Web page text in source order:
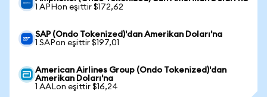
1 APHon eşittir $172,62
SAP (Ondo Tokenized)'dan Amerikan Doları'na
1 SAPon eşittir $197,01
American Airlines Group (Ondo Tokenized)'dan
Amerikan Doları'na
1 AALon eşittir $16,24